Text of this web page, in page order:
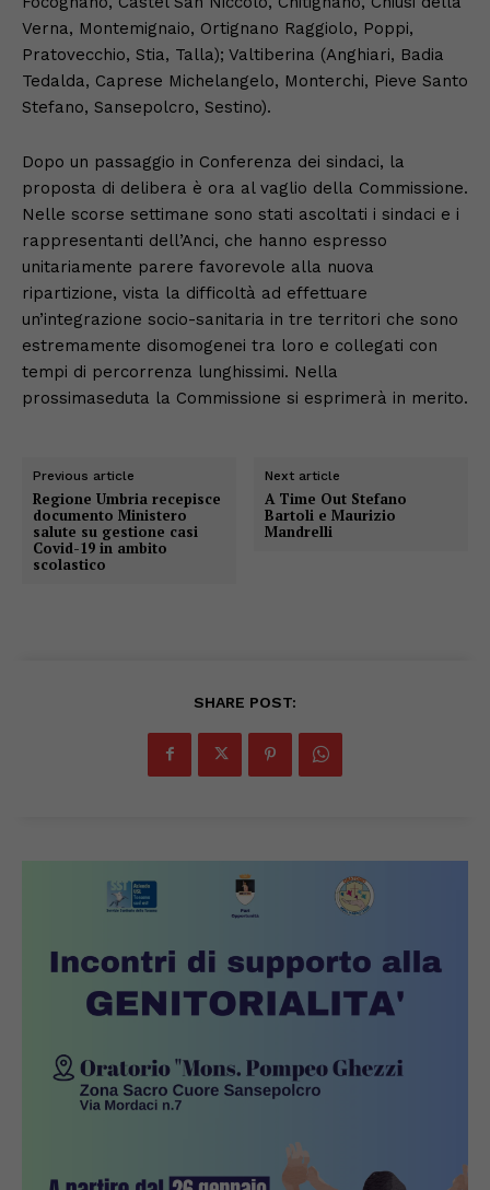
Verna, Montemignaio, Ortignano Raggiolo, Poppi,
Pratovecchio, Stia, Talla); Valtiberina (Anghiari, Badia
Tedalda, Caprese Michelangelo, Monterchi, Pieve Santo
Stefano, Sansepolcro, Sestino).
Dopo un passaggio in Conferenza dei sindaci, la
proposta di delibera è ora al vaglio della Commissione.
Nelle scorse settimane sono stati ascoltati i sindaci e i
rappresentanti dell’Anci, che hanno espresso
unitariamente parere favorevole alla nuova
ripartizione, vista la difficoltà ad effettuare
un’integrazione socio-sanitaria in tre territori che sono
estremamente disomogenei tra loro e collegati con
tempi di percorrenza lunghissimi. Nella
prossimaseduta la Commissione si esprimerà in merito.
Previous article
Regione Umbria recepisce
documento Ministero
salute su gestione casi
Covid-19 in ambito
scolastico
Next article
A Time Out Stefano
Bartoli e Maurizio
Mandrelli
SHARE POST: